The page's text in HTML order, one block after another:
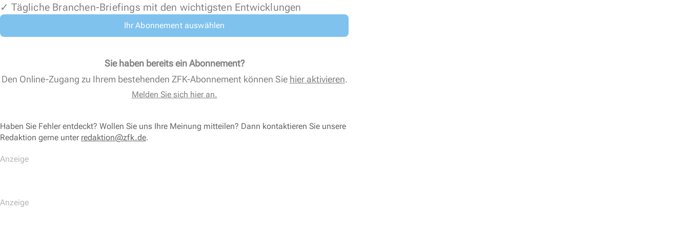
✓ Tägliche Branchen-Briefings mit den wichtigsten Entwicklungen
Ihr Abonnement auswählen
Sie haben bereits ein Abonnement?
Den Online-Zugang zu Ihrem bestehenden ZFK-Abonnement können Sie hier aktivieren.
Melden Sie sich hier an.
Haben Sie Fehler entdeckt? Wollen Sie uns Ihre Meinung mitteilen? Dann kontaktieren Sie unsere
Redaktion gerne unter redaktion@zfk.de.